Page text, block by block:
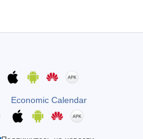
Economic Calendar